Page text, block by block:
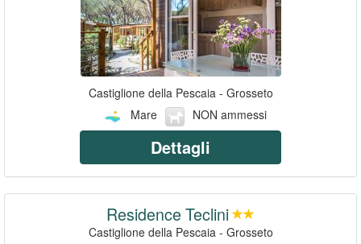
Castiglione della Pescaia - Grosseto
Mare
NON ammessi
Dettagli
Residence Teclini
Castiglione della Pescaia - Grosseto